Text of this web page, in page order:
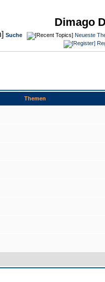
Dimago
Suche Neueste
Themen